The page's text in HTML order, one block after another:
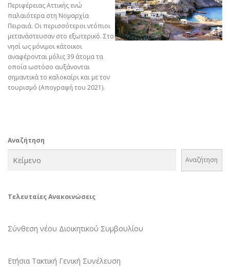
Περιφέρειας Αττικής ενώ
παλαιότερα στη Νομαρχία
Πειραιά. Οι περισσότεροι ντόπιοι
μετανάστευσαν στο εξωτερικό. Στο
νησί ως μόνιμοι κάτοικοι
αναφέρονται μόλις 39 άτομα τα
οποία ωστόσο αυξάνονται
σημαντικά το καλοκαίρι και με τον
τουρισμό (Απογραφή του 2021).
Αναζήτηση
Αναζήτηση
Τελευταίες Ανακοινώσεις
Σύνθεση νέου Διοικητικού Συμβουλίου
Ετήσια Τακτική Γενική Συνέλευση